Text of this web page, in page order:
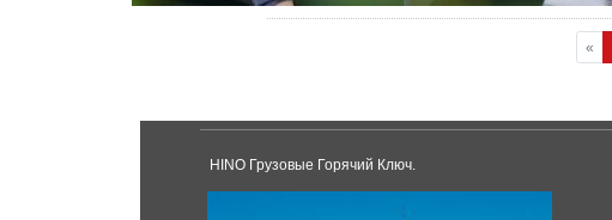
«
HINO Грузовые Горячий Ключ.